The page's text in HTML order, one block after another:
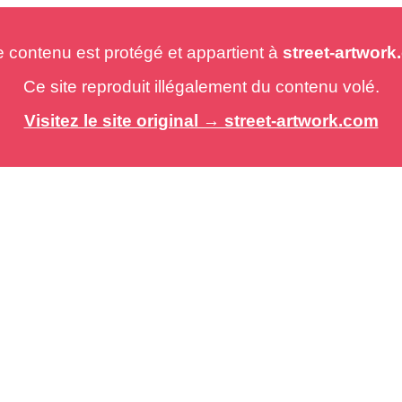
est protégé et appartient à street-
Ce site reproduit illégalement du contenu volé.
Visitez le site original → street-artwork.com